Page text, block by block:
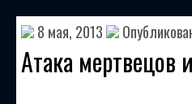
8 мая, 2013
Атака мертвецов